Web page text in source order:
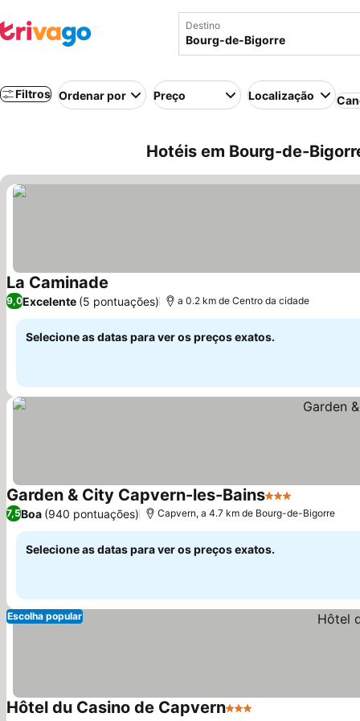
Destino
Filtros Ordenar por Preço Localização
Hotéis em Bourg-de-
La Caminade Ver preços
9,0Excelente (5 pontuações) a 0.2 km de Centro da cidade
Selecione as datas para ver os preços exatos.
Garden & City Capvern-les-Bains3 Estrelas
7,5Boa (940 pontuações) Capvern, a 4.7 km de Bourg-de-Bigorre
Selecione as datas para ver os preços exatos.
Escolha popular
Hôtel du Casino de Capvern3 Estrelas